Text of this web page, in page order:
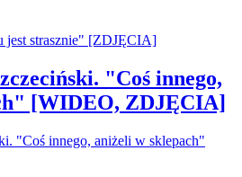
"Coś innego,
[WIDEO, ZDJĘCIA]